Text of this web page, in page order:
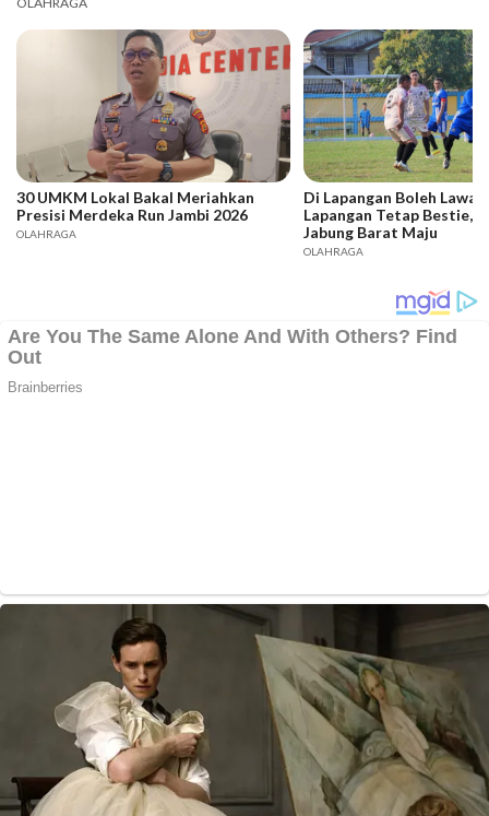
30 UMKM Lokal Bakal Meriahkan
Presisi Merdeka Run Jambi 2026
OLAHRAGA
Di Lapangan Boleh
Lapangan Tetap Bestie,
Jabung Barat Maju
OLAHRAGA